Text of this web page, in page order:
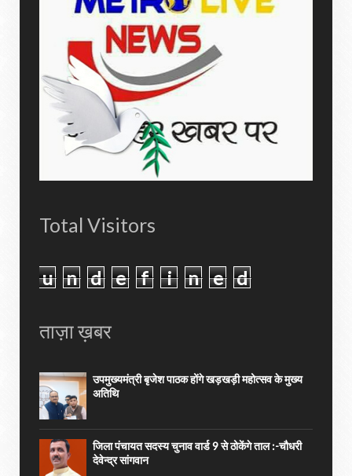
Total Visitors
u n d e f i n e d
ताज़ा ख़बर
उपमुख्यमंत्री बृजेश पाठक होंगे खड़खड़ी महोत्सव के मुख्य
अतिथि
जिला पंचायत सदस्य चुनाव वार्ड 9 से ठोकेंगे ताल :-चौधरी
देवेन्द्र सांगवान